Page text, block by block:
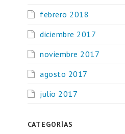
febrero 2018
diciembre 2017
noviembre 2017
agosto 2017
julio 2017
CATEGORÍAS